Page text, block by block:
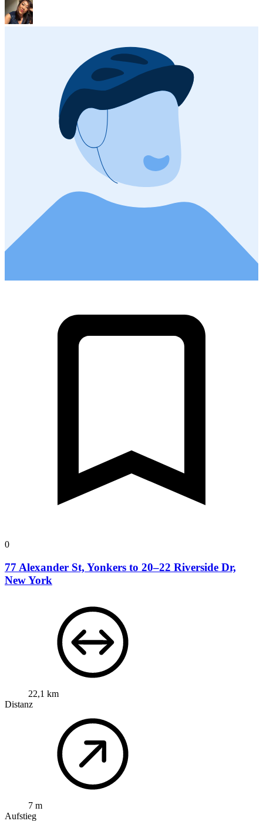
0
77 Alexander St, Yonkers to 20–22 Riverside Dr,
New York
22,1 km
Distanz
7 m
Aufstieg